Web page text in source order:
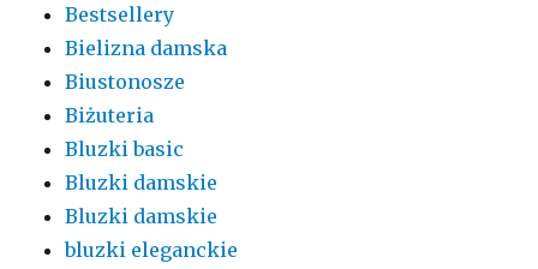
Bestsellery
Bielizna damska
Biustonosze
Biżuteria
Bluzki basic
Bluzki damskie
Bluzki damskie
bluzki eleganckie